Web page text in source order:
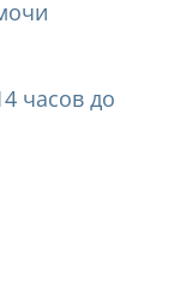
часов до